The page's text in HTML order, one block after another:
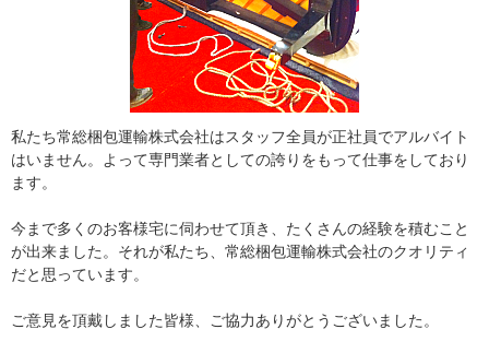
私たち常総梱包運輸株式会社はスタッフ全員が正社員でアルバイト
はいません。よって専門業者としての誇りをもって仕事をしており
ます。
今まで多くのお客様宅に伺わせて頂き、たくさんの経験を積むこと
が出来ました。それが私たち、常総梱包運輸株式会社のクオリティ
だと思っています。
ご意見を頂戴しました皆様、ご協力ありがとうございました。